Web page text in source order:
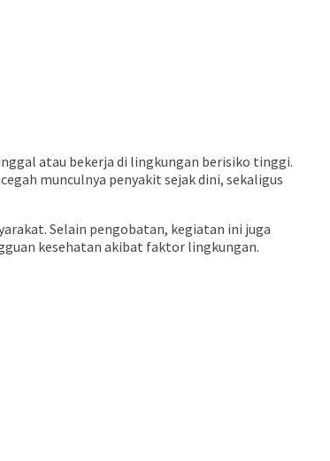
atau bekerja di lingkungan berisiko tinggi.
munculnya penyakit sejak dini, sekaligus
Selain pengobatan, kegiatan ini juga
kesehatan akibat faktor lingkungan.